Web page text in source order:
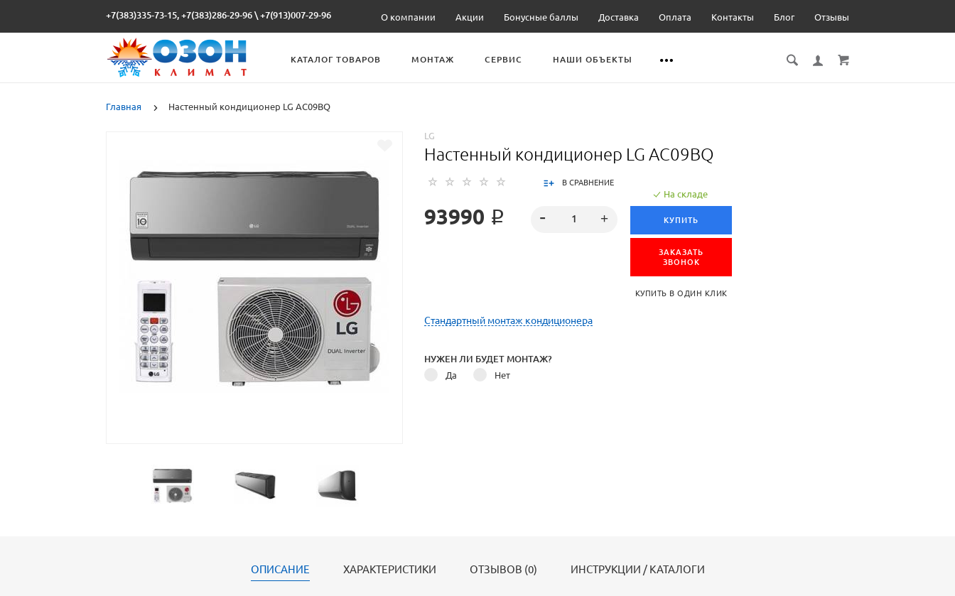
+7(383)335-73-15, +7(383)286-29-96 \+7(913)007-29-96 О компании Акции Бонусные баллы Доставка Оплата Контакты Блог Отзывы
КАТАЛОГ ТОВАРОВ МОНТАЖ СЕРВИС НАШИ ОБЪЕКТЫ
Главная Настенный кондиционер LG AC09BQ
LG
Настенный кондиционер LG AC09BQ
В СРАВНЕНИЕ
93990 ₽
На складе
КУПИТЬ
ЗАКАЗАТЬ
ЗВОНОК
КУПИТЬ В ОДИН КЛИК
Стандартный монтаж кондиционера
НУЖЕН ЛИ БУДЕТ МОНТАЖ?
Да
Нет
ОПИСАНИЕ ХАРАКТЕРИСТИКИ ОТЗЫВОВ (0) ИНСТРУКЦИИ / КАТАЛОГИ